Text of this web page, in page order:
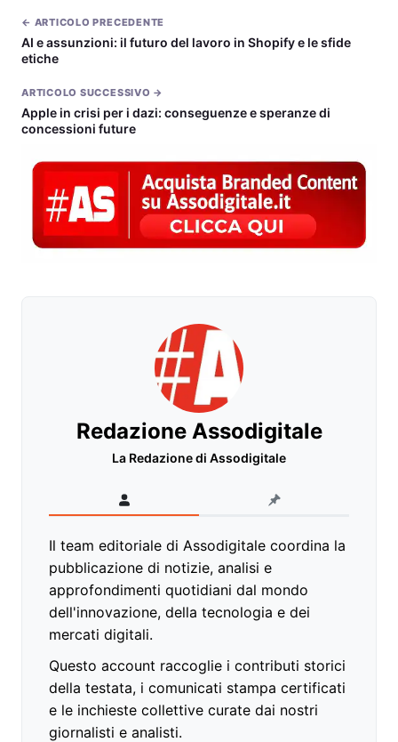
← ARTICOLO PRECEDENTE
AI e assunzioni: il futuro del lavoro in Shopify e le sfide
etiche
ARTICOLO SUCCESSIVO →
Apple in crisi per i dazi: conseguenze e speranze di
concessioni future
Redazione Assodigitale
La Redazione di Assodigitale
Il team editoriale di Assodigitale coordina la
pubblicazione di notizie, analisi e
approfondimenti quotidiani dal mondo
dell'innovazione, della tecnologia e dei
mercati digitali.
Questo account raccoglie i contributi storici
della testata, i comunicati stampa certificati
e le inchieste collettive curate dai nostri
giornalisti e analisti.